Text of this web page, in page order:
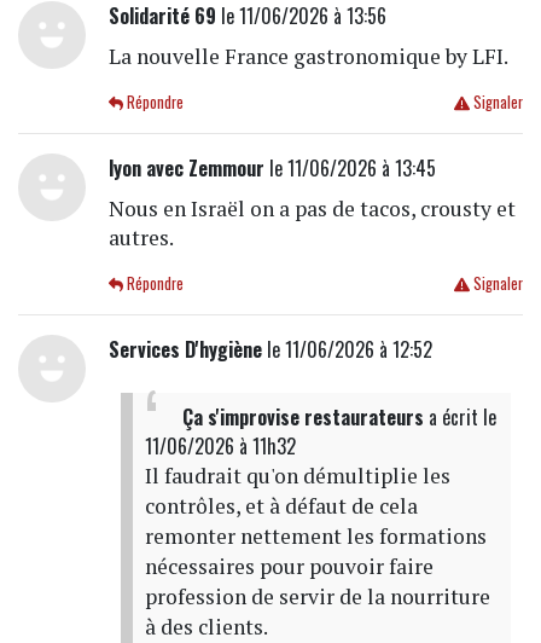
Solidarité 69 le 11/06/2026 à 13:56
La nouvelle France gastronomique by LFI.
Signaler
Répondre
lyon avec Zemmour le 11/06/2026 à 13:45
Nous en Israël on a pas de tacos, crousty et
autres.
Signaler
Répondre
Services D'hygiènele 11/06/2026 à 12:52
Ça s'improvise restaurateurs a écrit le
11/06/2026 à 11h32
Il faudrait qu'on démultiplie les
contrôles, et à défaut de cela
remonter nettement les formations
nécessaires pour pouvoir faire
profession de servir de la nourriture
à des clients.